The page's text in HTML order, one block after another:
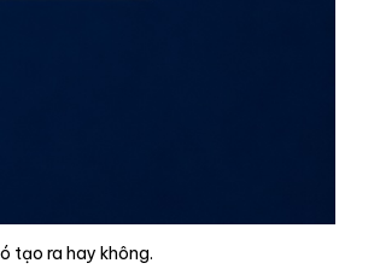
tạo ra hay không.